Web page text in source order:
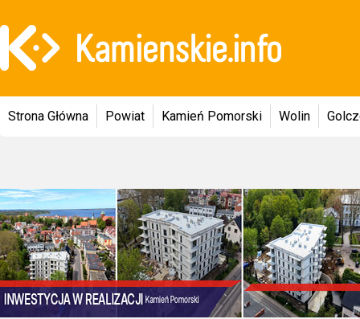
Strona Główna Powiat Kamień Pomorski Wolin